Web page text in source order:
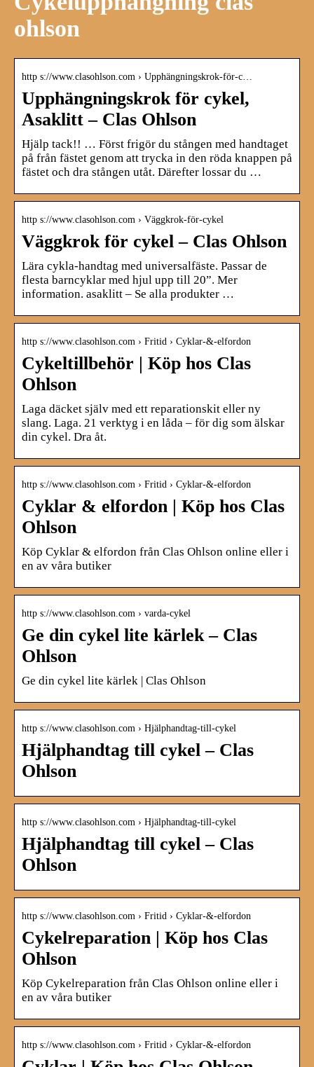
ohlson
http s://www.clasohlson.com › Upphängningskrok-för-c…
Upphängningskrok för cykel,
Asaklitt – Clas Ohlson
Hjälp tack!! … Först frigör du stången med handtaget
på från fästet genom att trycka in den röda knappen på
fästet och dra stången utåt. Därefter lossar du …
http s://www.clasohlson.com › Väggkrok-för-cykel
Väggkrok för cykel – Clas Ohlson
Lära cykla-handtag med universalfäste. Passar de
flesta barncyklar med hjul upp till 20”. Mer
information. asaklitt – Se alla produkter …
http s://www.clasohlson.com › Fritid › Cyklar-&-elfordon
Cykeltillbehör | Köp hos Clas
Ohlson
Laga däcket själv med ett reparationskit eller ny
slang. Laga. 21 verktyg i en låda – för dig som älskar
din cykel. Dra åt.
http s://www.clasohlson.com › Fritid › Cyklar-&-elfordon
Cyklar & elfordon | Köp hos Clas
Ohlson
Köp Cyklar & elfordon från Clas Ohlson online eller i
en av våra butiker
http s://www.clasohlson.com › varda-cykel
Ge din cykel lite kärlek – Clas
Ohlson
Ge din cykel lite kärlek | Clas Ohlson
http s://www.clasohlson.com › Hjälphandtag-till-cykel
Hjälphandtag till cykel – Clas
Ohlson
http s://www.clasohlson.com › Hjälphandtag-till-cykel
Hjälphandtag till cykel – Clas
Ohlson
http s://www.clasohlson.com › Fritid › Cyklar-&-elfordon
Cykelreparation | Köp hos Clas
Ohlson
Köp Cykelreparation från Clas Ohlson online eller i
en av våra butiker
http s://www.clasohlson.com › Fritid › Cyklar-&-elfordon